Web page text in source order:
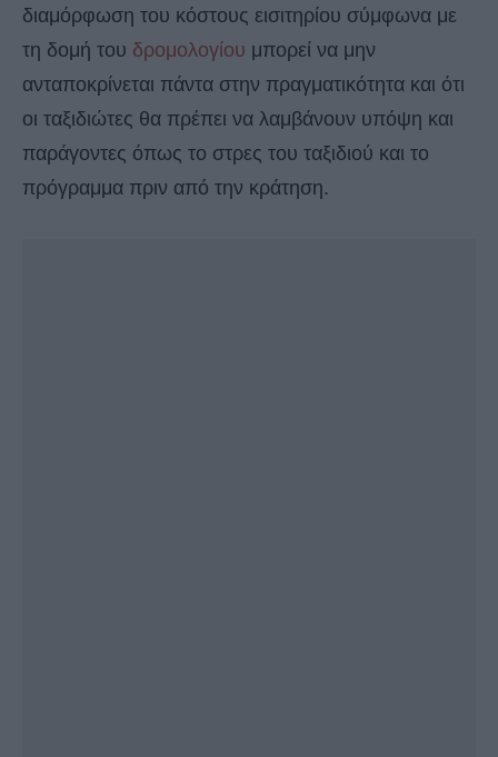
διαμόρφωση του κόστους εισιτηρίου σύμφωνα με
τη δομή του δρομολογίου μπορεί να μην
ανταποκρίνεται πάντα στην πραγματικότητα και ότι
οι ταξιδιώτες θα πρέπει να λαμβάνουν υπόψη και
παράγοντες όπως το στρες του ταξιδιού και το
πρόγραμμα πριν από την κράτηση.